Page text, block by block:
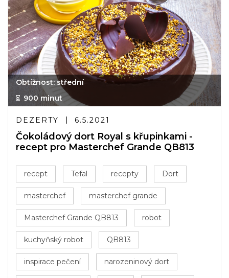
Obtížnost: střední
900 minut
DEZERTY 6.5.2021
Čokoládový dort Royal s křupinkami -
recept pro Masterchef Grande QB813
recept Tefal recepty Dort
masterchef masterchef grande
Masterchef Grande QB813 robot
kuchyňský robot QB813
inspirace pečení narozeninový dort